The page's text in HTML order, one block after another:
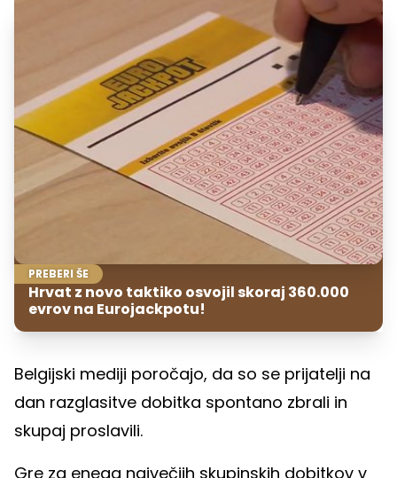
PREBERI ŠE
Hrvat z novo taktiko osvojil skoraj 360.000
evrov na Eurojackpotu!
Belgijski mediji poročajo, da so se prijatelji na
dan razglasitve dobitka spontano zbrali in
skupaj proslavili.
Gre za enega največjih skupinskih dobitkov v